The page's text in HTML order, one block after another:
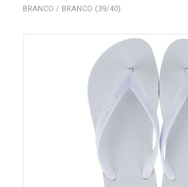
BRANCO / BRANCO (39/40)